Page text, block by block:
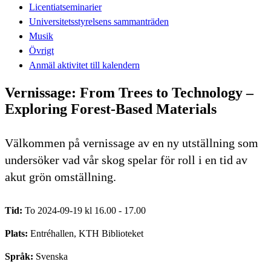
Licentiatseminarier
Universitetsstyrelsens sammanträden
Musik
Övrigt
Anmäl aktivitet till kalendern
Vernissage: From Trees to Technology –
Exploring Forest-Based Materials
Välkommen på vernissage av en ny utställning som
undersöker vad vår skog spelar för roll i en tid av
akut grön omställning.
Tid: To 2024-09-19 kl 16.00 - 17.00
Plats: Entréhallen, KTH Biblioteket
Språk: Svenska